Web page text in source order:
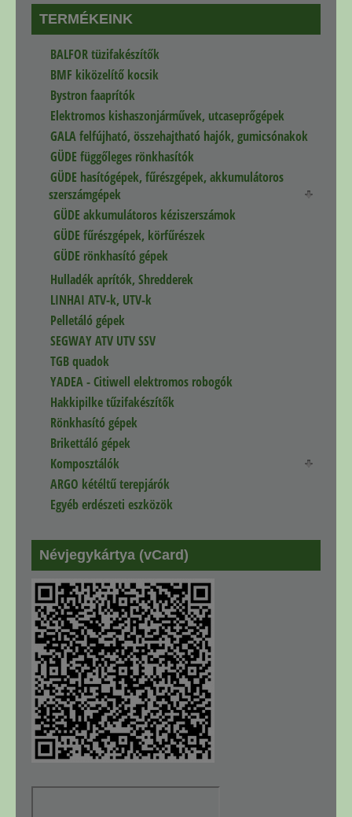
TERMÉKEINK
BALFOR tüzifakészítők
BMF kiközelítő kocsik
Bystron faaprítók
Elektromos kishaszonjárművek, utcaseprőgépek
GALA felfújható, összehajtható hajók, gumicsónakok
GÜDE függőleges rönkhasítók
GÜDE hasítógépek, fűrészgépek, akkumulátoros
szerszámgépek
GÜDE akkumulátoros kéziszerszámok
GÜDE fűrészgépek, körfűrészek
GÜDE rönkhasító gépek
Hulladék aprítók, Shredderek
LINHAI ATV-k, UTV-k
Pelletáló gépek
SEGWAY ATV UTV SSV
TGB quadok
YADEA - Citiwell elektromos robogók
Hakkipilke tűzifakészítők
Rönkhasító gépek
Brikettáló gépek
Komposztálók
ARGO kétéltű terepjárók
Egyéb erdészeti eszközök
Névjegykártya (vCard)